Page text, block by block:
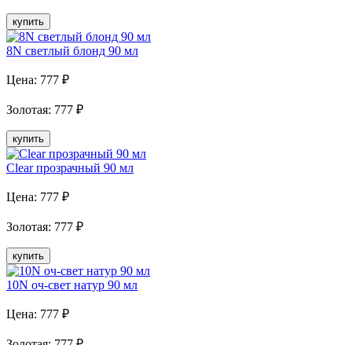
купить
8N cветлый блонд 90 мл
Цена: 777 ₽
Золотая: 777 ₽
купить
Clear прозрачный 90 мл
Цена: 777 ₽
Золотая: 777 ₽
купить
10N оч-свет натур 90 мл
Цена: 777 ₽